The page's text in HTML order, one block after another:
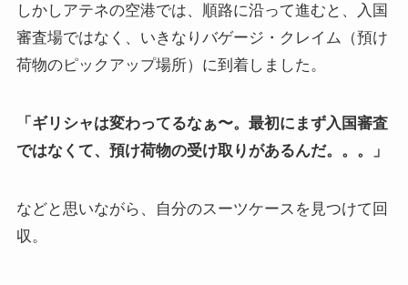
しかしアテネの空港では、順路に沿って進むと、入国
審査場ではなく、いきなりバゲージ・クレイム（預け
荷物のピックアップ場所）に到着しました。
「ギリシャは変わってるなぁ〜。最初にまず入国審査
ではなくて、預け荷物の受け取りがあるんだ。。。」
などと思いながら、自分のスーツケースを見つけて回
収。